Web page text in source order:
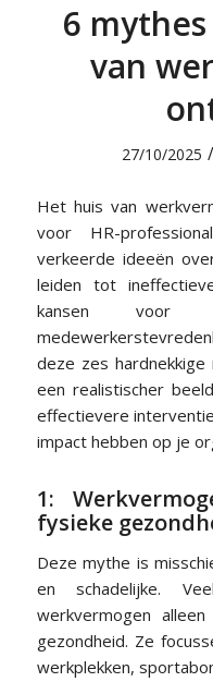
6
van
27/10/2025 /
Het huis van
voor HR-
verkeerde ideeën
leiden tot
kansen voor
deze zes
een realistischer
effectievere
impact hebben op je
1:
fysieke
Deze mythe is
en schadelijke.
werkvermogen
gezondheid. Ze
werkplekken,